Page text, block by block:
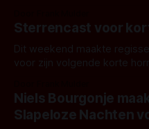
Bourgonje, regisseur van
voor de kinderhorrorserie
aflevering met
Sterrencast voor
Dit weekend maakte
voor zijn volgende korte
Peggy Vrijens spelen de hoofdrollen
het verhaal van Jonas (den
vader Arend (Wouterse)
Niels Bourgonje
Slapeloze Nachten